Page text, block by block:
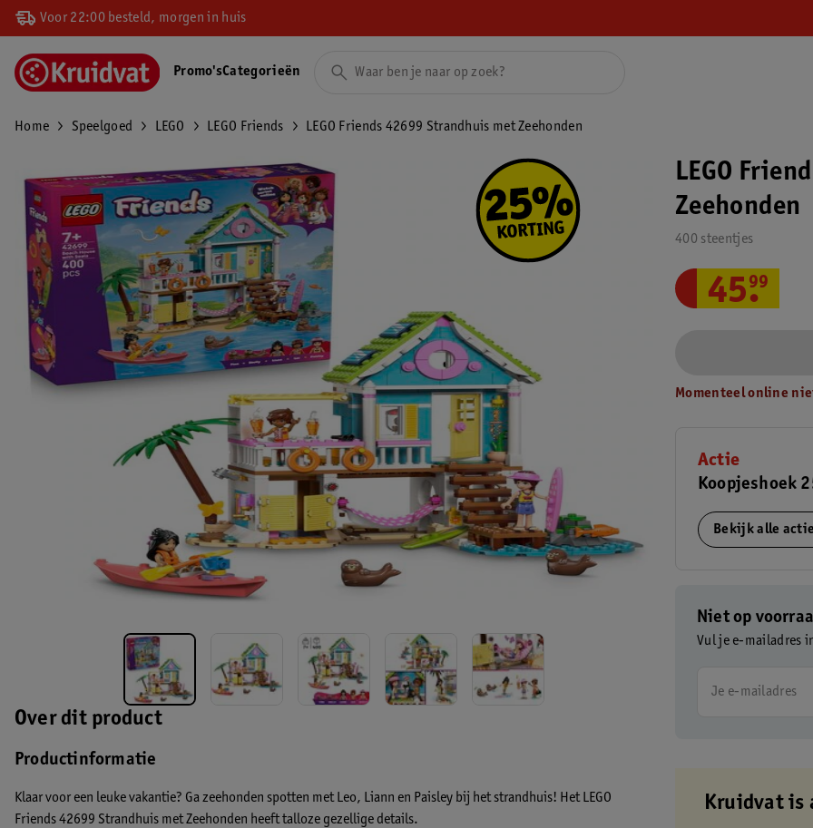
Voor 22:00 besteld, morgen in huis
Promo'sCategorieën
Home Speelgoed LEGO LEGO Friends LEGO Friends 42699 Strandhuis met Zeehonden
Over dit product
Productinformatie
Klaar voor een leuke vakantie? Ga zeehonden spotten met Leo, Liann en Paisley bij het strandhuis! Het LEGO
Friends 42699 Strandhuis met Zeehonden heeft talloze gezellige details.
LEGO
Zeehonden
400 steentjes
45.
99
Momenteel online
Actie
Koopjeshoek
Bekijk alle
Niet op
Vul je e-mailadres
Je e-mailadres
Kruidvat is